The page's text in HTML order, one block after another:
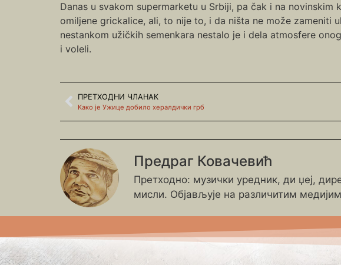
Danas u svakom supermarketu u Srbiji, pa čak i na
omiljene grickalice, ali, to nije to, i da ništa ne može zameniti
nestankom užičkih semenkara nestalo je i dela atmosfere
i voleli.
ПРЕТХОДНИ ЧЛАНАК
Како је Ужице добило хералдички грб
Предраг Ковачевић
Претходно: музички уредник, ди џеј,
мисли. Објављује на различитим